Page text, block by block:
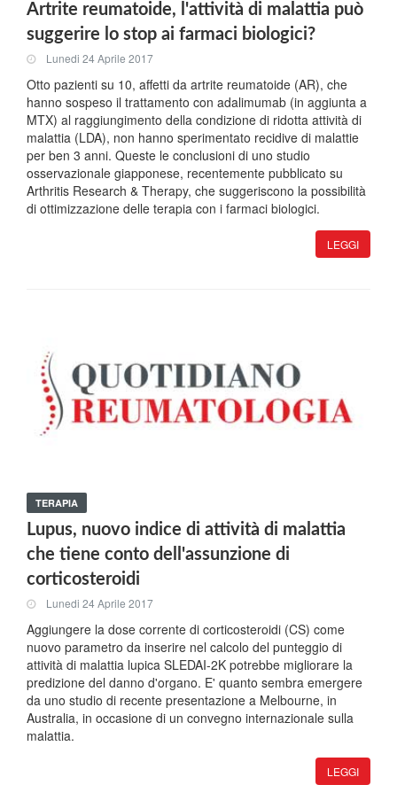
Artrite reumatoide, l'attività di malattia può
suggerire lo stop ai farmaci biologici?
Lunedi 24 Aprile 2017
Otto pazienti su 10, affetti da artrite reumatoide (AR), che
hanno sospeso il trattamento con adalimumab (in aggiunta a
MTX) al raggiungimento della condizione di ridotta attività di
malattia (LDA), non hanno sperimentato recidive di malattie
per ben 3 anni. Queste le conclusioni di uno studio
osservazionale giapponese, recentemente pubblicato su
Arthritis Research & Therapy, che suggeriscono la possibilità
di ottimizzazione delle terapia con i farmaci biologici.
LEGGI
TERAPIA
Lupus, nuovo indice di attività di malattia
che tiene conto dell'assunzione di
corticosteroidi
Lunedi 24 Aprile 2017
Aggiungere la dose corrente di corticosteroidi (CS) come
nuovo parametro da inserire nel calcolo del punteggio di
attività di malattia lupica SLEDAI-2K potrebbe migliorare la
predizione del danno d'organo. E' quanto sembra emergere
da uno studio di recente presentazione a Melbourne, in
Australia, in occasione di un convegno internazionale sulla
malattia.
LEGGI